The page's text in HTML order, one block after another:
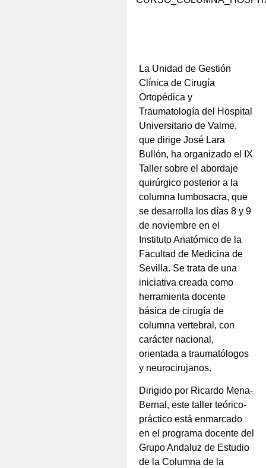
La Unidad de Gestión
Clínica de Cirugía
Ortopédica y
Traumatología del Hospital
Universitario de Valme,
que dirige José Lara
Bullón, ha organizado el IX
Taller sobre el abordaje
quirúrgico posterior a la
columna lumbosacra, que
se desarrolla los días 8 y 9
de noviembre en el
Instituto Anatómico de la
Facultad de Medicina de
Sevilla. Se trata de una
iniciativa creada como
herramienta docente
básica de cirugía de
columna vertebral, con
carácter nacional,
orientada a traumatólogos
y neurocirujanos.
Dirigido por Ricardo Mena-
Bernal, este taller teórico-
práctico está enmarcado
en el programa docente del
Grupo Andaluz de Estudio
de la Columna de la